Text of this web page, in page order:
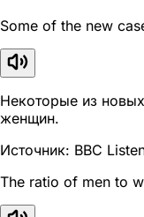
Some of the new
Некоторые из
женщин.
Источник: BBC
The ratio of men to